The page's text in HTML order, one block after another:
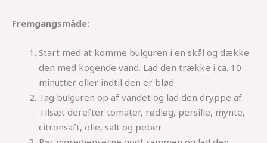
Fremgangsmåde:
Start med at komme bulguren i en skål og dække
den med kogende vand. Lad den trække i ca. 10
minutter eller indtil den er blød.
Tag bulguren op af vandet og lad den dryppe af.
Tilsæt derefter tomater, rødløg, persille, mynte,
citronsaft, olie, salt og peber.